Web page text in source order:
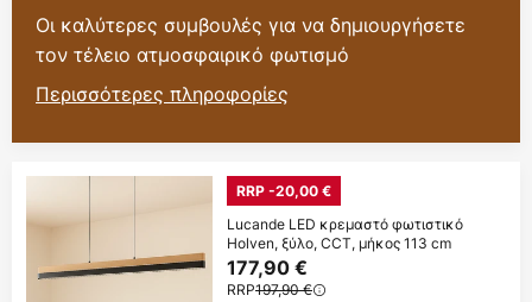
Οι καλύτερες συμβουλές για να δημιουργήσετε
τον τέλειο ατμοσφαιρικό φωτισμό
Περισσότερες πληροφορίες
RRP -20,00 €
Lucande LED κρεμαστό φωτιστικό
Holven, ξύλο, CCT, μήκος 113 cm
177,90 €
RRP197,90 €